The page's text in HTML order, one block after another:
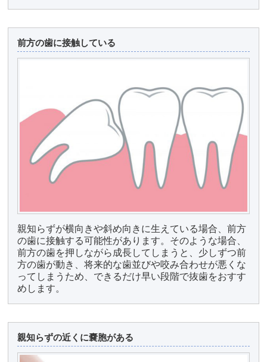
前方の歯に接触している
親知らずが横向きや斜め向きに生えている場合、前方
の歯に接触する可能性があります。そのような場合、
前方の歯を押しながら成長してしまうと、少しずつ前
方の歯が動き、将来的な歯並びや咬み合わせが悪くな
ってしまうため、できるだけ早い段階で抜歯をおすす
めします。
親知らずの近くに嚢胞がある